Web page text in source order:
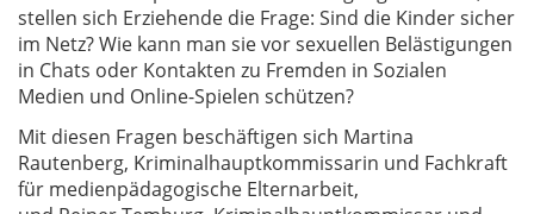
stellen sich Erziehende die Frage: Sind die Kinder sicher
im Netz? Wie kann man sie vor sexuellen Belästigungen
in Chats oder Kontakten zu Fremden in Sozialen
Medien und Online-Spielen schützen?
Mit diesen Fragen beschäftigen sich Martina
Rautenberg, Kriminalhauptkommissarin und Fachkraft
für medienpädagogische Elternarbeit,